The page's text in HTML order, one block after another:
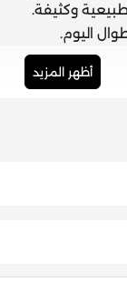
وكثيفة.
اليوم.
متفرقة ثم تنعيم
أظهر المزيد